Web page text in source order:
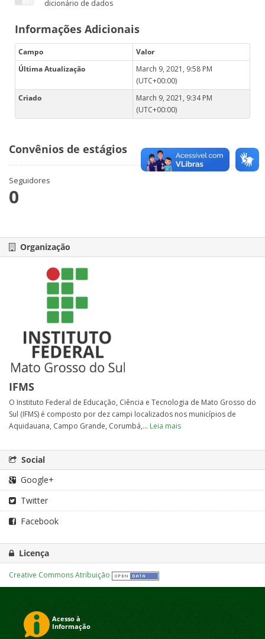
dicionário de dados
Informações Adicionais
Campo
Valor
Última Atualização
March 9, 2021, 9:58 PM
(UTC+00:00)
Criado
March 9, 2021, 9:34 PM
(UTC+00:00)
Convênios de estágios
Seguidores
0
Organização
IFMS
O Instituto Federal de Educação, Ciência e Tecnologia de Mato Grosso do
Sul (IFMS) é composto por dez campi localizados nos municípios de
Aquidauana, Campo Grande, Corumbá,... Leia mais
Social
Google+
Twitter
Facebook
Licença
Creative Commons Atribuição